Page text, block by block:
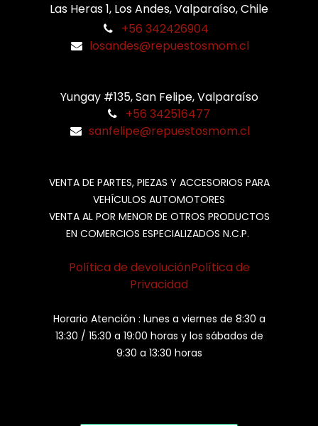
Las Heras 1, Los Andes, Valparaíso, Chile
+56 342426904
losandes@repuestosmom.cl
Yungay #135, San Felipe, Valparaíso
+56 342516477
sanfelipe@repuestosmom.cl
VENTA DE PARTES, PIEZAS Y ACCESORIOS PARA
VEHÍCULOS AUTOMOTORES
VENTA AL POR MENOR DE OTROS PRODUCTOS
EN COMERCIOS ESPECIALIZADOS N.C.P.
Política de devoluciónPolítica de
Privacidad
Horario Atención : lunes a viernes de 8:30 a
13:30 / 15:30 a 19:00 horas y los sábados de
9:30 a 13:30 horas